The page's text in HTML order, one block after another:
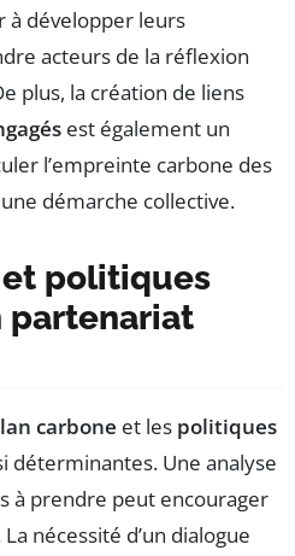
à développer leurs
acteurs de la réflexion
plus, la création de liens
est également un
l’empreinte carbone des
démarche collective.
politiques
partenariat
carbone et les politiques
déterminantes. Une analyse
à prendre peut encourager
nécessité d’un dialogue